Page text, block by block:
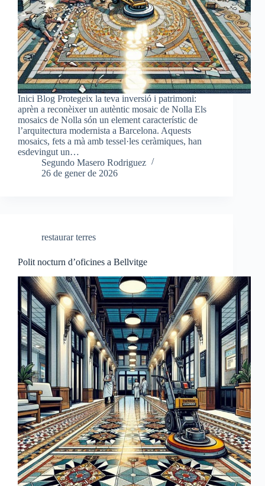
Inici Blog Protegeix la teva inversió i patrimoni:
aprèn a reconèixer un autèntic mosaic de Nolla Els
mosaics de Nolla són un element característic de
l’arquitectura modernista a Barcelona. Aquests
mosaics, fets a mà amb tessel·les ceràmiques, han
esdevingut un…
Segundo Masero Rodriguez
26 de gener de 2026
restaurar terres
Polit nocturn d’oficines a Bellvitge